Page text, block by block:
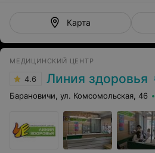
Карта
МЕДИЦИНСКИЙ ЦЕНТР
4.6 Линия здоровья
Барановичи, ул. Комсомольская, 46